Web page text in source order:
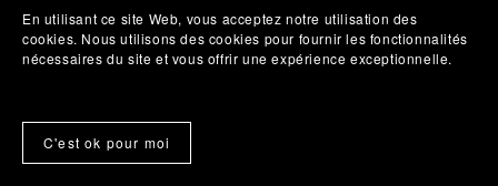
En utilisant ce site Web, vous acceptez notre utilisation des
cookies. Nous utilisons des cookies pour fournir les fonctionnalités
nécessaires du site et vous offrir une expérience exceptionnelle.
C'est ok pour moi